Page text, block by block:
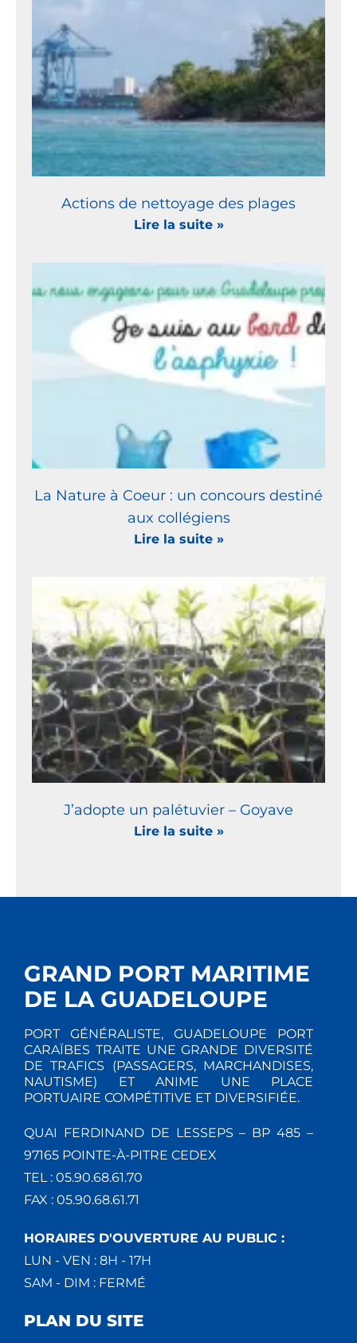
Actions de nettoyage des plages
Lire la suite »
La Nature à Coeur : un concours destiné
aux collégiens
Lire la suite »
J’adopte un palétuvier – Goyave
Lire la suite »
GRAND PORT MARITIME
DE LA GUADELOUPE
PORT GÉNÉRALISTE, GUADELOUPE PORT
CARAÏBES TRAITE UNE GRANDE DIVERSITÉ
DE TRAFICS (PASSAGERS, MARCHANDISES,
NAUTISME) ET ANIME UNE PLACE
PORTUAIRE COMPÉTITIVE ET DIVERSIFIÉE.
QUAI FERDINAND DE LESSEPS – BP 485 –
97165 POINTE-À-PITRE CEDEX
TEL : 05.90.68.61.70
FAX : 05.90.68.61.71
HORAIRES D'OUVERTURE AU PUBLIC :
LUN - VEN : 8H - 17H
SAM - DIM : FERMÉ
PLAN DU SITE